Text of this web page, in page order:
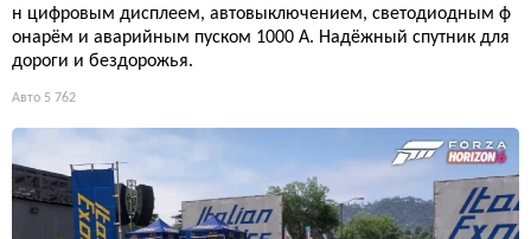
н цифровым дисплеем, автовыключением, светодиодным ф
онарём и аварийным пуском 1000 А. Надёжный спутник для
дороги и бездорожья.
Авто 5 762